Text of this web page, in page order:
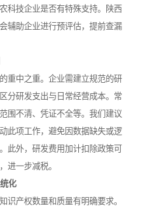
科技企业是否有特殊支持。陕西
辅助企业进行预评估，提前查漏
重中之重。企业需建立规范的研
分研发支出与日常经营成本。常
围不清、凭证不全等。我们建议
此项工作，避免因数据缺失或逻
此外，研发费用加计扣除政策可
进一步减税。
化
识产权数量和质量有明确要求。